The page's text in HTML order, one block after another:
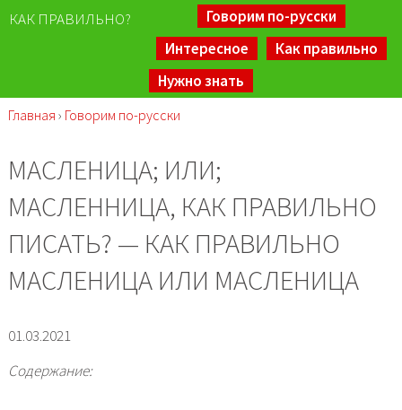
КАК ПРАВИЛЬНО?
Говорим по-русски
Интересное
Как правильно
Нужно знать
Главная › Говорим по-русски
МАСЛЕНИЦА; ИЛИ;
МАСЛЕННИЦА, КАК ПРАВИЛЬНО
ПИСАТЬ? — КАК ПРАВИЛЬНО
МАСЛЕНИЦА ИЛИ МАСЛЕНИЦА
01.03.2021
Содержание: